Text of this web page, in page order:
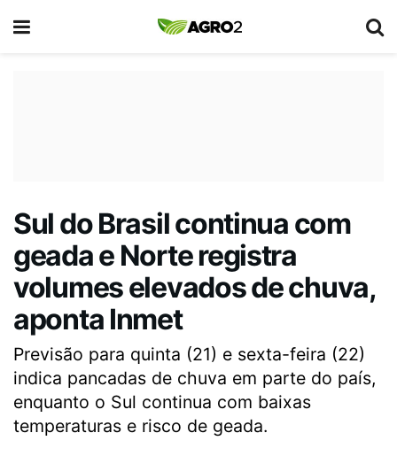
Sul do Brasil continua com
geada e Norte registra
volumes elevados de chuva,
aponta Inmet
Previsão para quinta (21) e sexta-feira (22)
indica pancadas de chuva em parte do país,
enquanto o Sul continua com baixas
temperaturas e risco de geada.